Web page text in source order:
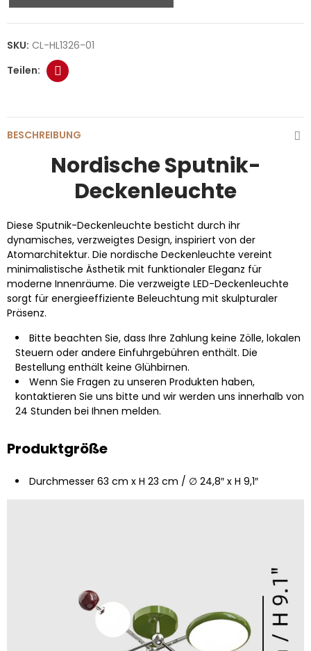
SKU: CL-HL1326-01
BESCHREIBUNG
Nordische Sputnik-
Deckenleuchte
Diese Sputnik-Deckenleuchte besticht durch ihr
dynamisches, verzweigtes Design, inspiriert von der
Atomarchitektur. Die nordische Deckenleuchte vereint
minimalistische Ästhetik mit funktionaler Eleganz für
moderne Innenräume. Die verzweigte LED-Deckenleuchte
sorgt für energieeffiziente Beleuchtung mit skulpturaler
Präsenz.
Bitte beachten Sie, dass Ihre Zahlung keine Zölle, lokalen
Steuern oder andere Einfuhrgebühren enthält. Die
Bestellung enthält keine Glühbirnen.
Wenn Sie Fragen zu unseren Produkten haben,
kontaktieren Sie uns bitte und wir werden uns innerhalb von
24 Stunden bei Ihnen melden.
Produktgröße
Durchmesser 63 cm x H 23 cm / ∅ 24,8″ x H 9,1″